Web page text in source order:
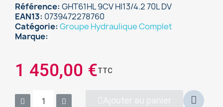
Référence GHT61HL 9CV HI13/4.2 70L DV
EAN13 0739472278760
Catégorie Groupe Hydraulique Complet
Marque
1 450,00 €TTC
Ajouter au panier